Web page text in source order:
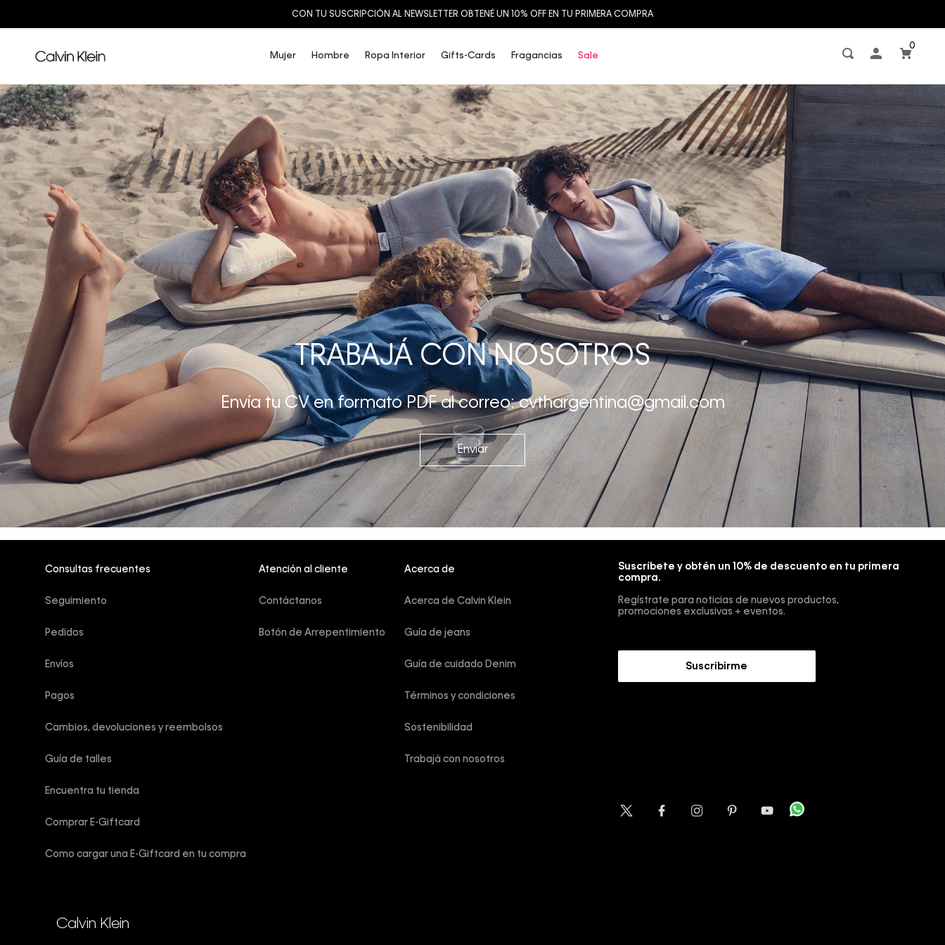
CON TU SUSCRIPCIÓN AL NEWSLETTER OBTENÉ UN 10% OFF EN TU PRIMERA COMPRA
Mujer Hombre Ropa Interior Gifts-Cards Fragancias Sale
0
TRABAJÁ CON NOSOTROS
Envía tu CV en formato PDF al correo: cvthargentina@gmail.com
Enviar
Consultas frecuentes
Seguimiento
Pedidos
Envíos
Pagos
Cambios, devoluciones y reembolsos
Guía de talles
Encuentra tu tienda
Comprar E-Giftcard
Como cargar una E-Giftcard en tu compra
Atención al cliente
Contáctanos
Botón de Arrepentimiento
Acerca de
Acerca de Calvin Klein
Guía de jeans
Guía de cuidado Denim
Términos y condiciones
Sostenibilidad
Trabajá con nosotros
Suscríbete y obtén un 10% de descuento en tu primera
compra.
Regístrate para noticias de nuevos productos,
promociones exclusivas + eventos.
Suscribirme
Calvin Klein